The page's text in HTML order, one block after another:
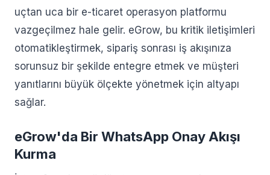
uçtan uca bir e-ticaret operasyon platformu
vazgeçilmez hale gelir. eGrow, bu kritik iletişimleri
otomatikleştirmek, sipariş sonrası iş akışınıza
sorunsuz bir şekilde entegre etmek ve müşteri
yanıtlarını büyük ölçekte yönetmek için altyapı
sağlar.
eGrow'da Bir WhatsApp Onay Akışı
Kurma